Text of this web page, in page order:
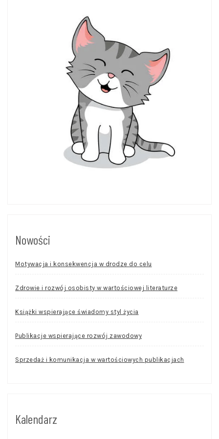
Nowości
Motywacja i konsekwencja w drodze do celu
Zdrowie i rozwój osobisty w wartościowej literaturze
Książki wspierające świadomy styl życia
Publikacje wspierające rozwój zawodowy
Sprzedaż i komunikacja w wartościowych publikacjach
Kalendarz